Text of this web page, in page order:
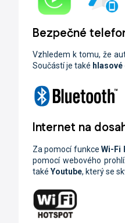
Bezpečné
Vzhledem k tomu, že
Součástí je také
Internet na
Za pomocí funkceWi-Fi
pomocí webového
také Youtube, který se